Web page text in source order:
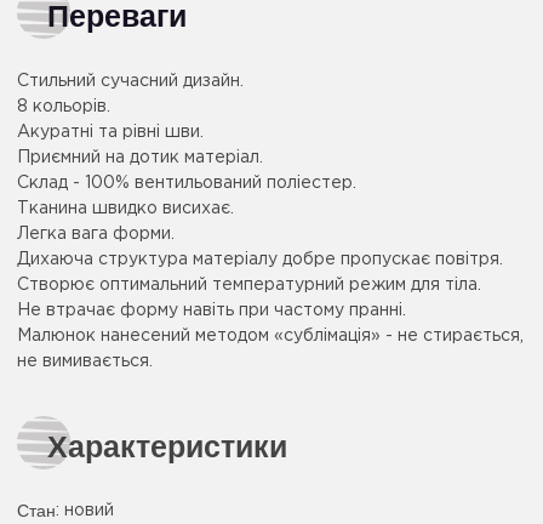
Переваги
Стильний сучасний дизайн.
8 кольорів.
Акуратні та рівні шви.
Приємний на дотик матеріал.
Склад - 100% вентильований поліестер.
Тканина швидко висихає.
Легка вага форми.
Дихаюча структура матеріалу добре пропускає повітря.
Створює оптимальний температурний режим для тіла.
Не втрачає форму навіть при частому пранні.
Малюнок нанесений методом «сублімація» - не стирається,
не вимивається.
Характеристики
Стан: новий